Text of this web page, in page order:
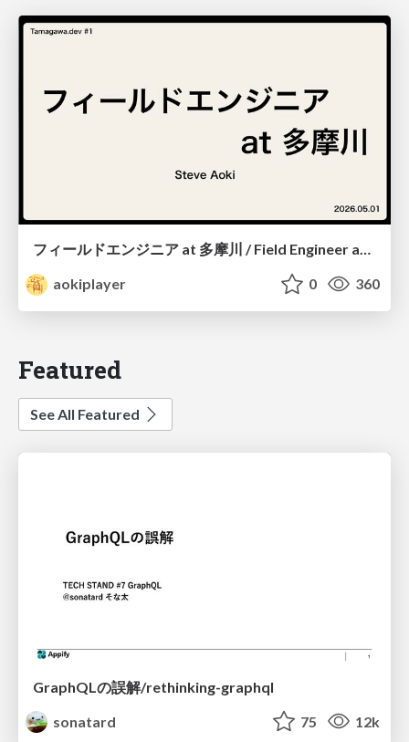
フィールドエンジニア at 多摩川 / Field Engineer at Tamagawa
aokiplayer
0 360
Featured
See All Featured
GraphQLの誤解/rethinking-graphql
sonatard
75 12k